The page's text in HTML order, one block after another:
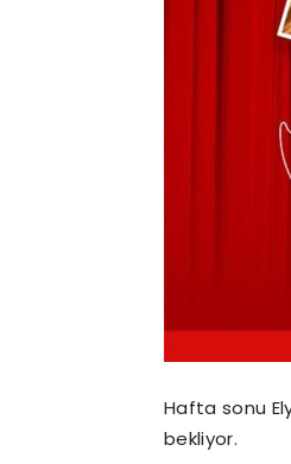
Hafta sonu
bekliyor.